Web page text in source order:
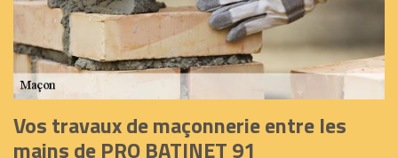
Vos travaux de maçonnerie entre les
mains de PRO BATINET 91